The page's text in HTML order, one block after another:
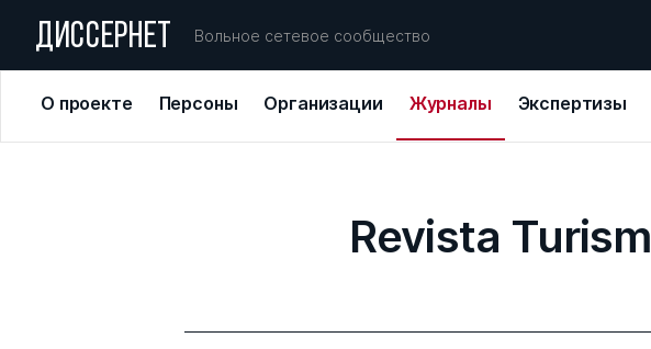
ДИССЕРНЕТ Вольное сетевое сообщество
О проекте Персоны Организации Журналы Экспертизы
Revista